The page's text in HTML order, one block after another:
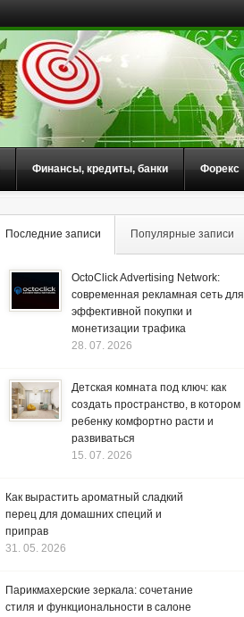
Финансы, кредиты, банки Форекс
Последние записи Популярные записи
OctoClick Advertising Network:
современная рекламная сеть для
эффективной покупки и
монетизации трафика
28. 07. 2026
Детская комната под ключ: как
создать пространство, в котором
ребенку комфортно расти и
развиваться
15. 07. 2026
Как вырастить ароматный сладкий
перец для домашних специй и
приправ
31. 05. 2026
Парикмахерские зеркала: сочетание
стиля и функциональности в салоне